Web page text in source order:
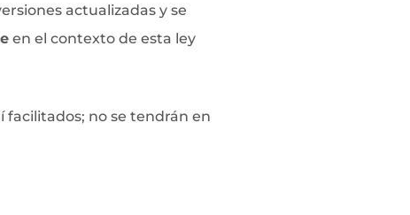
actualizadas y se
en el contexto de esta ley
no se tendrán en